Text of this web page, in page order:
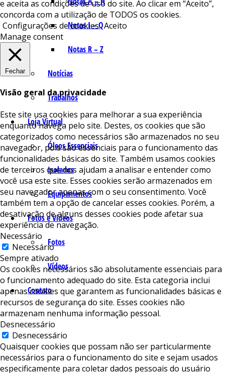
Notas I – Q
Notas R – Z
Notícias
Trabalhos
Loja Virtual
Óleos Essenciais
Isolados
Equipamentos
Fotos e Vídeos
Fotos
Vídeos
Contato
e aceita as condições de uso do site. Ao clicar em “Aceito”,
concorda com a utilização de TODOS os cookies.
Configurações de cookies Aceito
Manage consent
Fechar
Visão geral da privacidade
Este site usa cookies para melhorar a sua experiência
enquanto navega pelo site. Destes, os cookies que são
categorizados como necessários são armazenados no seu
navegador, pois são essenciais para o funcionamento das
funcionalidades básicas do site. Também usamos cookies
de terceiros que nos ajudam a analisar e entender como
você usa este site. Esses cookies serão armazenados em
seu navegador apenas com o seu consentimento. Você
também tem a opção de cancelar esses cookies. Porém, a
desativação de alguns desses cookies pode afetar sua
experiência de navegação.
Necessário
Necessário
Sempre ativado
Os cookies necessários são absolutamente essenciais para
o funcionamento adequado do site. Esta categoria inclui
apenas cookies que garantem as funcionalidades básicas e
recursos de segurança do site. Esses cookies não
armazenam nenhuma informação pessoal.
Desnecessário
Desnecessário
Quaisquer cookies que possam não ser particularmente
necessários para o funcionamento do site e sejam usados ​​
especificamente para coletar dados pessoais do usuário